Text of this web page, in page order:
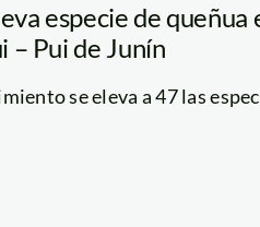
especie de queñua
– Pui de Junín
se eleva a 47 las